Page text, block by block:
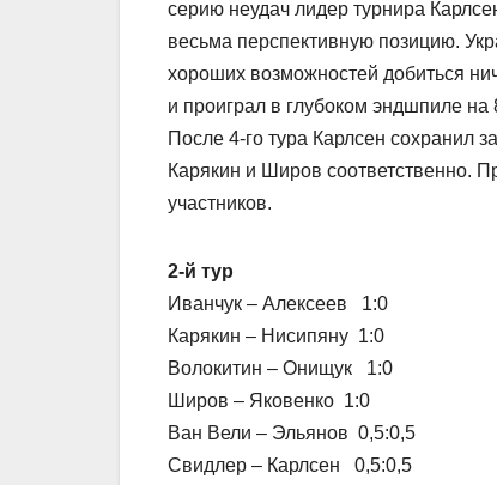
серию неудач лидер турнира
весьма перспективную позицию.
хороших возможностей добиться
и проиграл в глубоком эндшпиле на
После 4-го тура Карлсен сохранил
Карякин и Широв соответственно.
участников.
2-й тур
Иванчук – Алексеев 1:0
Карякин – Нисипяну 1:0
Волокитин – Онищук 1:0
Широв – Яковенко 1:0
Ван Вели – Эльянов 0,5:0,5
Свидлер – Карлсен 0,5:0,5